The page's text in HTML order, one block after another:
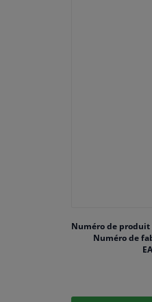
Numéro de
Numéro de